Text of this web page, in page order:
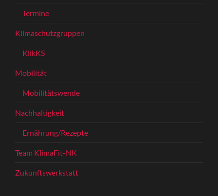
Termine
Klimaschutzgruppen
KlikKS
Mobilität
Mobilitätswende
Nachhaltigkeit
Ernährung/Rezepte
Team KlimaFit-NK
Zukunftswerkstatt